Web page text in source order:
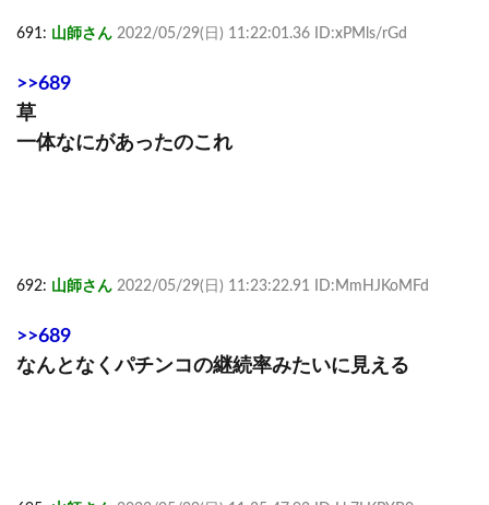
691: 山師さん 2022/05/29(日) 11:22:01.36 ID:xPMls/rGd
>>689
草
一体なにがあったのこれ
692: 山師さん 2022/05/29(日) 11:23:22.91 ID:MmHJKoMFd
>>689
なんとなくパチンコの継続率みたいに見える